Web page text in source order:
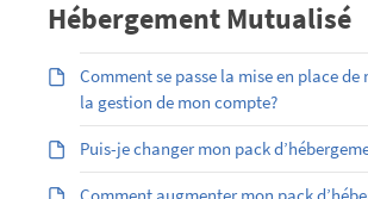
Hébergement Mutualisé
Comment se passe la mise en place de
la gestion de mon compte?
Puis-je changer mon pack